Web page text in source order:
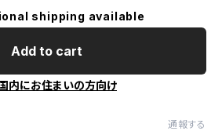
shipping available
Add to cart
内にお住まいの方向け
通報する